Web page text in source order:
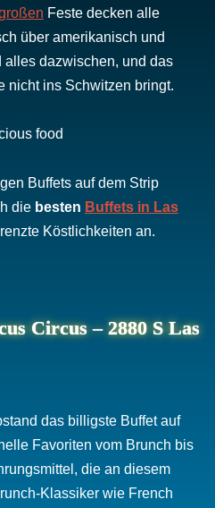
Feste decken alle
über amerikanisch und
dazwischen, und das
nicht ins Schwitzen bringt.
Buffets auf dem Strip
die besten Buffets in Las
Köstlichkeiten an.
Circus – 2880 S Las
das billigste Buffet auf
Favoriten vom Brunch bis
die an diesem
Klassiker wie French